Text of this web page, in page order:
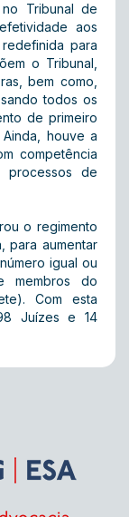
no Tribunal de
aos
para
o Tribunal,
bem como,
todos os
de primeiro
houve a
competência
processos de
o regimento
para aumentar
igual ou
membros do
Com esta
Juízes e 14